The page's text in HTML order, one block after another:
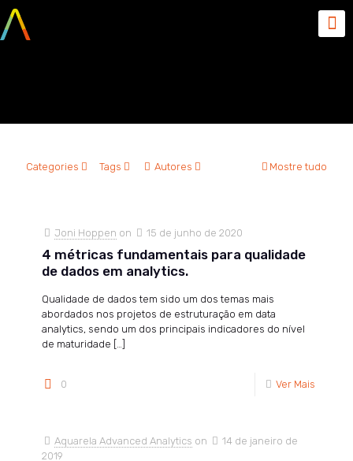
Categories Tags Autores Mostre tudo
Joni Hoppen on 15 de junho de 2020
4 métricas fundamentais para qualidade
de dados em analytics.
Qualidade de dados tem sido um dos temas mais
abordados nos projetos de estruturação em data
analytics, sendo um dos principais indicadores do nível
de maturidade […]
0 Ver Mais
Aquarela Advanced Analytics on
14 de janeiro de
2019